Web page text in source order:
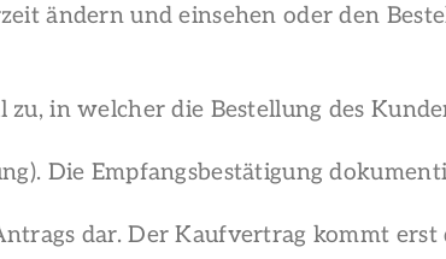
ändern und einsehen oder den
in welcher die Bestellung des
Die Empfangsbestätigung
dar. Der Kaufvertrag kommt erst